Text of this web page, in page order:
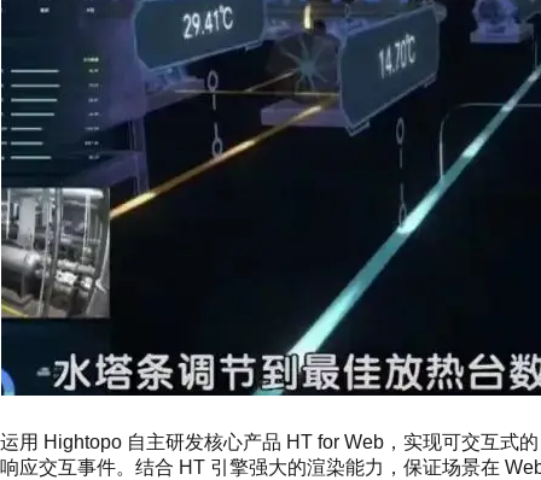
运用 Hightopo 自主研发核心产品 HT for Web，实现可交互式
响应交互事件。结合 HT 引擎强大的渲染能力，保证场景在